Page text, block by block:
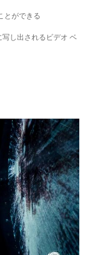
とができる
し出されるビデオ ベ